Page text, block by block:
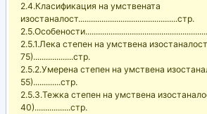
2.4.Класификация на умствената
изостаналост...............................................стр.
2.5.1.Лека степен на умствена
75)...................стр.
2.5.2.Умерена степен на умствена
55).............стр.
2.5.3.Тежка степен на умствена
40).................стр.